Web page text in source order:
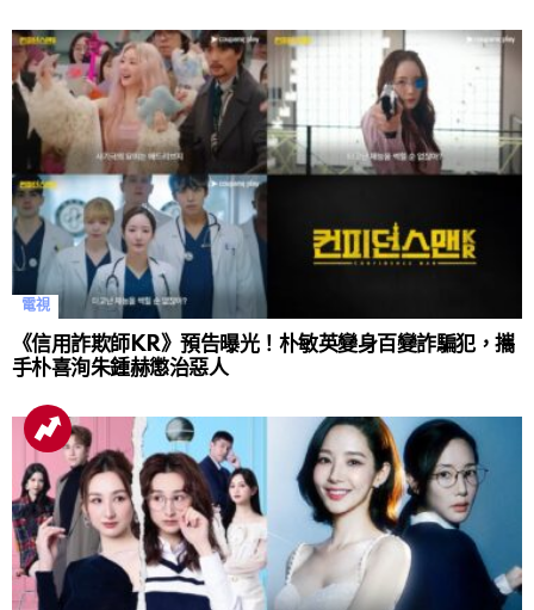
電視
《信用詐欺師KR》預告曝光！朴敏英變身百變詐騙犯，攜
手朴喜洵朱鍾赫懲治惡人